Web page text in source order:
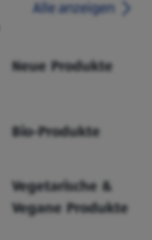
Alle anzeigen
Neue Produkte
Bio-Produkte
Vegetarische &
Vegane Produkte